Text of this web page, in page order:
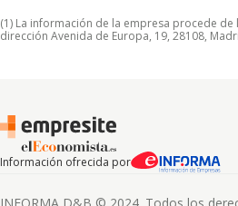
(1) La información de la empresa procede de
dirección Avenida de Europa, 19, 28108,
Información ofrecida por